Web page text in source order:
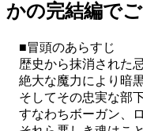
かの完結編でご
■冒頭のあらすじ
歴史から抹消された
絶大な魔力により暗
そしてその忠実な部
すなわちボーガン、